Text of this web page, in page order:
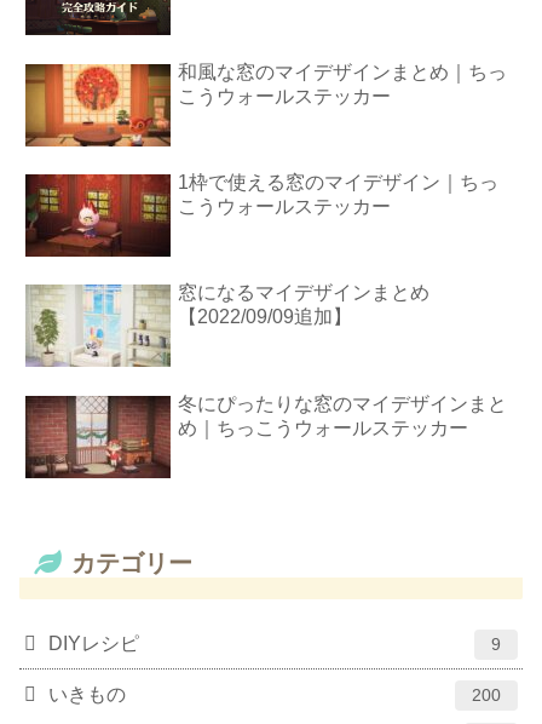
和風な窓のマイデザインまとめ｜ちっ
こうウォールステッカー
1枠で使える窓のマイデザイン｜ちっ
こうウォールステッカー
窓になるマイデザインまとめ
【2022/09/09追加】
冬にぴったりな窓のマイデザインまと
め｜ちっこうウォールステッカー
カテゴリー
DIYレシピ 9
いきもの 200